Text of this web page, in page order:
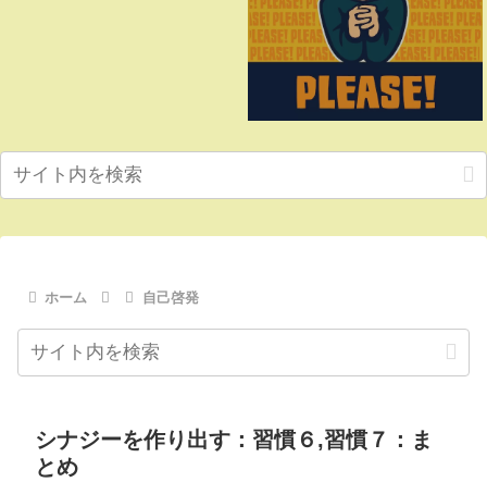
ホーム 自己啓発
シナジーを作り出す：習慣６,習慣７：ま
とめ